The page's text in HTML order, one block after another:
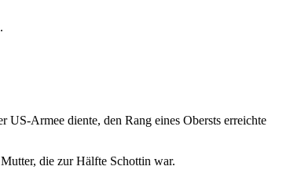
Armee diente, den Rang eines Obersts erreichte
die zur Hälfte Schottin war.